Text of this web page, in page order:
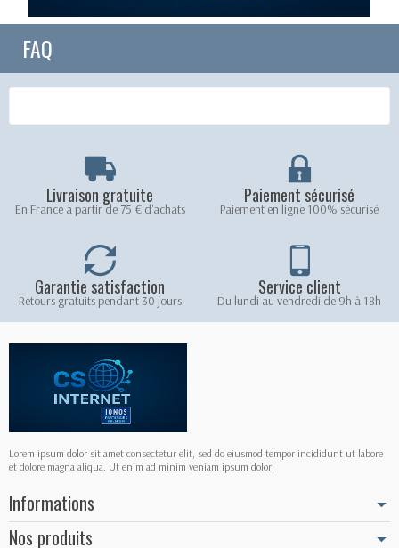
FAQ
Livraison gratuite
En France à partir de 75 € d'achats
Paiement sécurisé
Paiement en ligne 100% sécurisé
Garantie satisfaction
Retours gratuits pendant 30 jours
Service client
Du lundi au vendredi de 9h à 18h
Lorem ipsum dolor sit amet consectetur elit, sed do eiusmod tempor incididunt ut labore
et dolore magna aliqua. Ut enim ad minim veniam ipsum dolor.
Informations
Nos produits